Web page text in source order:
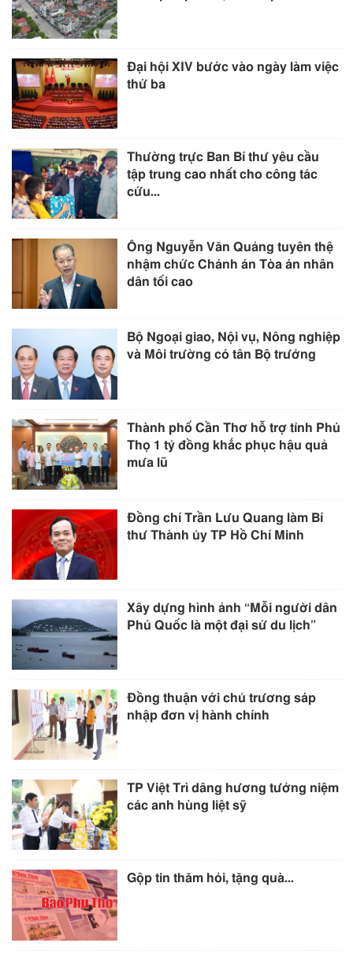
Đại hội XIV bước vào ngày làm việc
thứ ba
Thường trực Ban Bí thư yêu cầu
tập trung cao nhất cho công tác
cứu...
Ông Nguyễn Văn Quảng tuyên thệ
nhậm chức Chánh án Tòa án nhân
dân tối cao
Bộ Ngoại giao, Nội vụ, Nông nghiệp
và Môi trường có tân Bộ trưởng
Thành phố Cần Thơ hỗ trợ tỉnh Phú
Thọ 1 tỷ đồng khắc phục hậu quả
mưa lũ
Đồng chí Trần Lưu Quang làm Bí
thư Thành ủy TP Hồ Chí Minh
Xây dựng hình ảnh “Mỗi người dân
Phú Quốc là một đại sứ du lịch”
Đồng thuận với chủ trương sáp
nhập đơn vị hành chính
TP Việt Trì dâng hương tưởng niệm
các anh hùng liệt sỹ
Gộp tin thăm hỏi, tặng quà...